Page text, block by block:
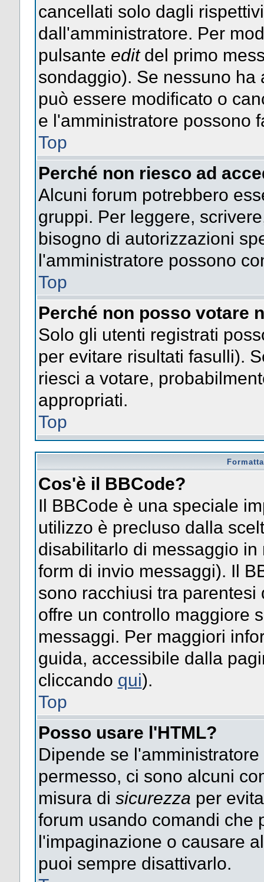
cancellati solo dagli
dall'amministratore. Per
pulsante editdel primo
sondaggio). Se nessuno
può essere modificato o
e l'amministratore possono
Top
Perché non riesco ad
Alcuni forum potrebbero
gruppi. Per leggere,
bisogno di autorizzazioni
l'amministratore possono
Top
Perché non posso votare
Solo gli utenti registrati
per evitare risultati fasulli).
riesci a votare,
appropriati.
Top
Cos'è il BBCode?
Il BBCode è una speciale
utilizzo è precluso dalla
disabilitarlo di messaggio
form di invio messaggi). Il
sono racchiusi tra
offre un controllo maggiore
messaggi. Per maggiori
guida, accessibile dalla
cliccando qui).
Top
Posso usare l'HTML?
Dipende se
permesso, ci sono alcuni
misura di sicurezza per
forum usando comandi che
l'impaginazione o causare
puoi sempre disattivarlo.